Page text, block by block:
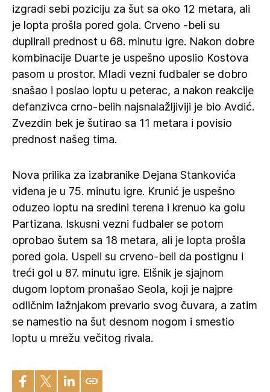
izgradi sebi poziciju za šut sa oko 12 metara, ali
je lopta prošla pored gola. Crveno -beli su
duplirali prednost u 68. minutu igre. Nakon dobre
kombinacije Duarte je uspešno uposlio Kostova
pasom u prostor. Mladi vezni fudbaler se dobro
snašao i poslao loptu u peterac, a nakon reakcije
defanzivca crno-belih najsnalažljiviji je bio Avdić.
Zvezdin bek je šutirao sa 11 metara i povisio
prednost našeg tima.
Nova prilika za izabranike Dejana Stankovića
viđena je u 75. minutu igre. Krunić je uspešno
oduzeo loptu na sredini terena i krenuo ka golu
Partizana. Iskusni vezni fudbaler se potom
oprobao šutem sa 18 metara, ali je lopta prošla
pored gola. Uspeli su crveno-beli da postignu i
treći gol u 87. minutu igre. Elšnik je sjajnom
dugom loptom pronašao Seola, koji je najpre
odličnim lažnjakom prevario svog čuvara, a zatim
se namestio na šut desnom nogom i smestio
loptu u mrežu večitog rivala.